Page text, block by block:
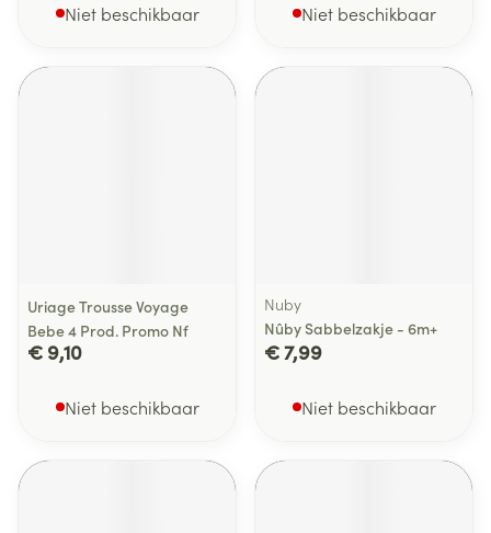
Niet beschikbaar Niet beschikbaar
Uriage Trousse Voyage
Bebe 4 Prod. Promo Nf
€ 9,10
Niet beschikbaar
Nuby
Nûby Sabbelzakje - 6m+
€ 7,99
Niet beschikbaar